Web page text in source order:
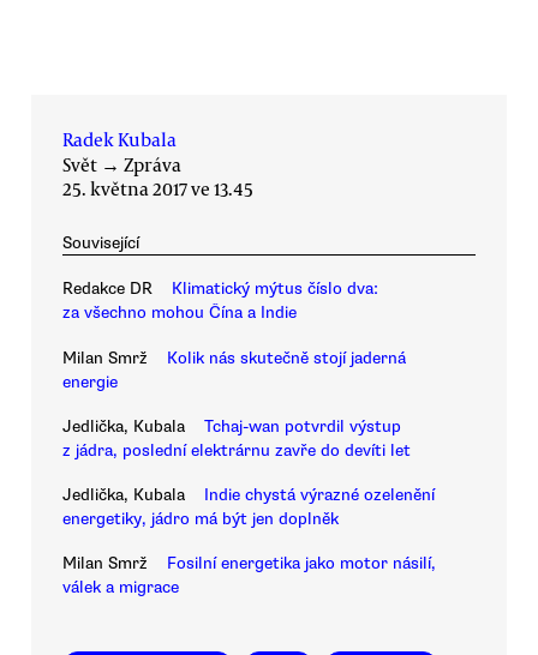
Radek Kubala
Svět → Zpráva
25. května 2017 ve 13.45
Související
Redakce DR
Klimatický mýtus číslo dva:
za všechno mohou Čína a Indie
Milan Smrž
Kolik nás skutečně stojí jaderná
energie
Jedlička, Kubala
Tchaj-wan potvrdil výstup
z jádra, poslední elektrárnu zavře do devíti let
Jedlička, Kubala
Indie chystá výrazné ozelenění
energetiky, jádro má být jen doplněk
Milan Smrž
Fosilní energetika jako motor násilí,
válek a migrace